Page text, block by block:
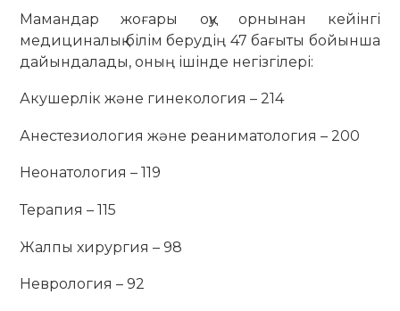
Мамандар жоғары оқу орнынан кейінгі
медициналық білім берудің 47 бағыты бойынша
дайындалады, оның ішінде негізгілері:
Акушерлік және гинекология – 214
Анестезиология және реаниматология – 200
Неонатология – 119
Терапия – 115
Жалпы хирургия – 98
Неврология – 92